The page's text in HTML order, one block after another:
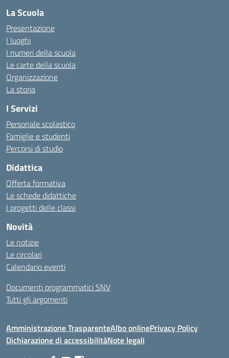
La Scuola
Presentazione
I luoghi
I numeri della scuola
Le carte della scuola
Organizzazione
La storia
I Servizi
Personale scolastico
Famiglie e studenti
Percorsi di studio
Didattica
Offerta formativa
Le schede didattiche
I progetti delle classi
Novità
Le notizie
Le circolari
Calendario eventi
Documenti programmatici SNV
Tutti gli argomenti
Amministrazione TrasparenteAlbo onlinePrivacy Policy
Dichiarazione di accessibilitàNote legali